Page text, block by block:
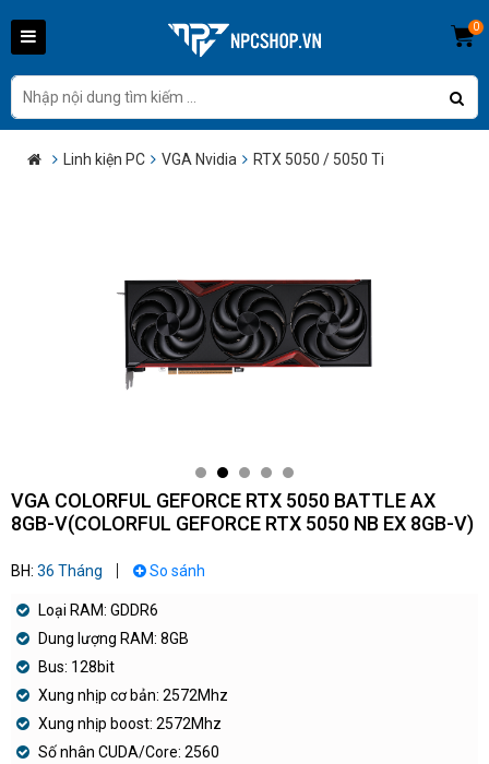
0
Linh kiện PC VGA Nvidia RTX 5050 / 5050 Ti
VGA COLORFUL GEFORCE RTX 5050 BATTLE AX
8GB-V(COLORFUL GEFORCE RTX 5050 NB EX 8GB-V)
BH: 36 Tháng So sánh
Loại RAM: GDDR6
Dung lượng RAM: 8GB
Bus: 128bit
Xung nhịp cơ bản: 2572Mhz
Xung nhịp boost: 2572Mhz
Số nhân CUDA/Core: 2560